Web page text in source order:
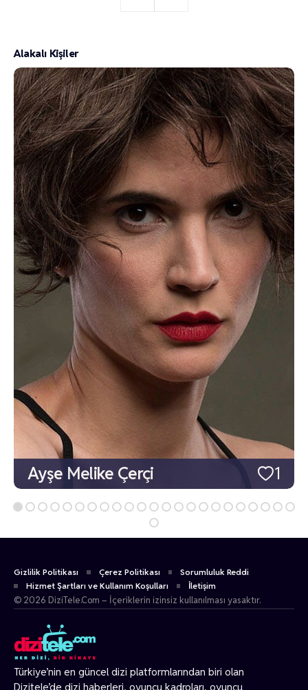
Alakalı Kişiler
1
Ayşe Melike Çerçi
Türkiye’nin en güncel dizi platformlarından biri olan
Dizitele’de dizi haberleri, oyuncu kadroları, oyuncu
Gizlilik Politikası Çerez Politikası
Sorumluluk Reddi
Hizmet Şartları ve Kullanım Koşulları
İletişim
© 2026 DiziTele.Com – İçeriklerin izinsiz kullanılması yasaktır.